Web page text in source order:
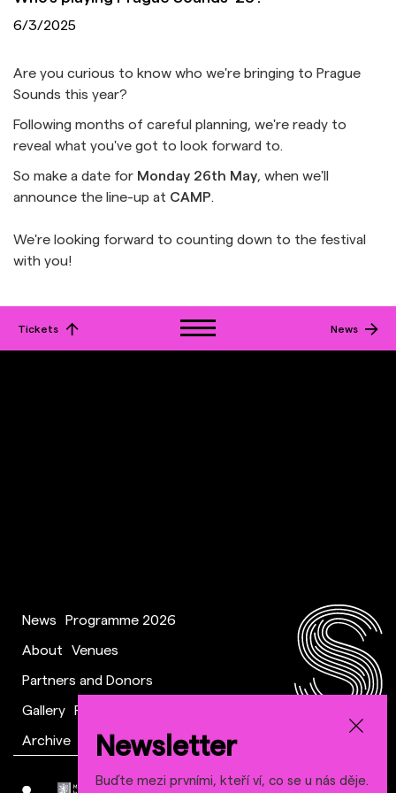
6/3/2025
Are you curious to know who we're bringing to Prague
Sounds this year?
Following months of careful planning, we're ready to
reveal what you've got to look forward to.
So make a date for Monday 26th May , when we'll
announce the line-up at CAMP
We're looking forward to counting down to the festival
with you!
Tickets News
News Programme 2026
About Venues
Partners and Donors
Gallery FAQ
Archive
Contact
Newsletter
Buďte mezi prvními, kteří ví, co se u nás děje.